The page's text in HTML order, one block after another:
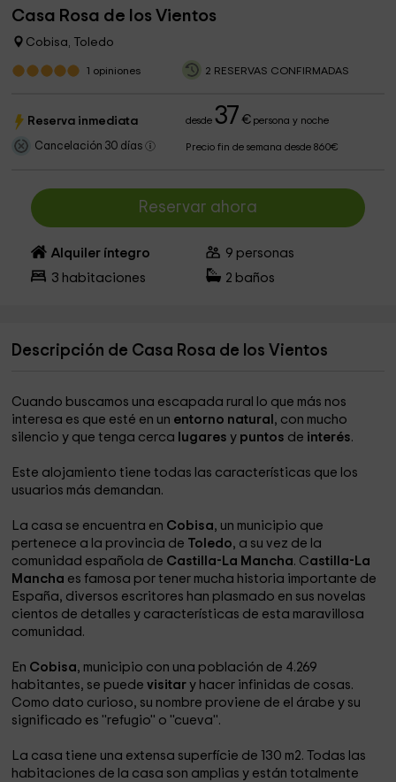
Casa Rosa de los Vientos
Cobisa, Toledo
1 opiniones 2 RESERVAS CONFIRMADAS
Reserva inmediata desde37 €persona y noche
Cancelación 30 días Precio fin de semana desde 860€
Reservar ahora
Alquiler íntegro 9 personas
3 habitaciones 2 baños
Descripción de Casa Rosa de los Vientos
Cuando buscamos una escapada rural lo que más nos
interesa es que esté en un entorno natural , con mucho
silencio y que tenga cerca lugaresy puntos de interés.
Este alojamiento tiene todas las características que los
usuarios más demandan.
La casa se encuentra en Cobisa, un municipio que
pertenece a la provincia de Toledo, a su vez de la
comunidad española de Castilla-La Mancha. Castilla-La
Mancha es famosa por tener mucha historia importante de
España, diversos escritores han plasmado en sus novelas
cientos de detalles y características de esta maravillosa
comunidad.
En Cobisa, municipio con una población de 4.269
habitantes, se puedevisitary hacer infinidas de cosas.
Como dato curioso, su nombre proviene de el árabe y su
significado es ''refugio'' o ''cueva''.
La casa tiene una extensa superfície de 130 m2. Todas las
habitaciones de la casa son amplias y están totalmente